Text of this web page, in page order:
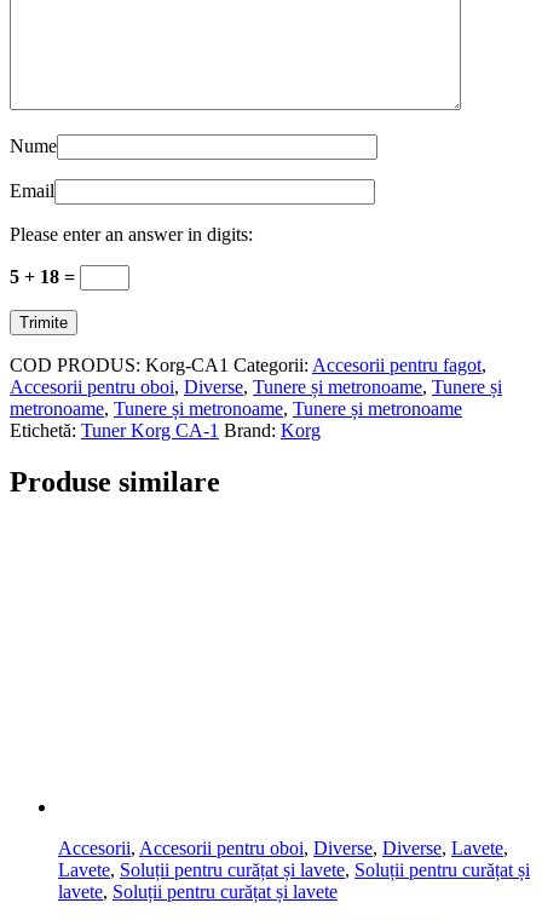
Nume
Email
Please enter an answer in digits:
5 + 18 =
COD PRODUS: Korg-CA1 Categorii: Accesorii pentru fagot,
Accesorii pentru oboi, Diverse, Tunere și metronoame, Tunere și
metronoame, Tunere și metronoame, Tunere și metronoame
Etichetă: Tuner Korg CA-1 Brand: Korg
Produse similare
Accesorii, Accesorii pentru oboi, Diverse, Diverse, Lavete,
Lavete, Soluții pentru curățat și lavete, Soluții pentru curățat și
lavete, Soluții pentru curățat și lavete